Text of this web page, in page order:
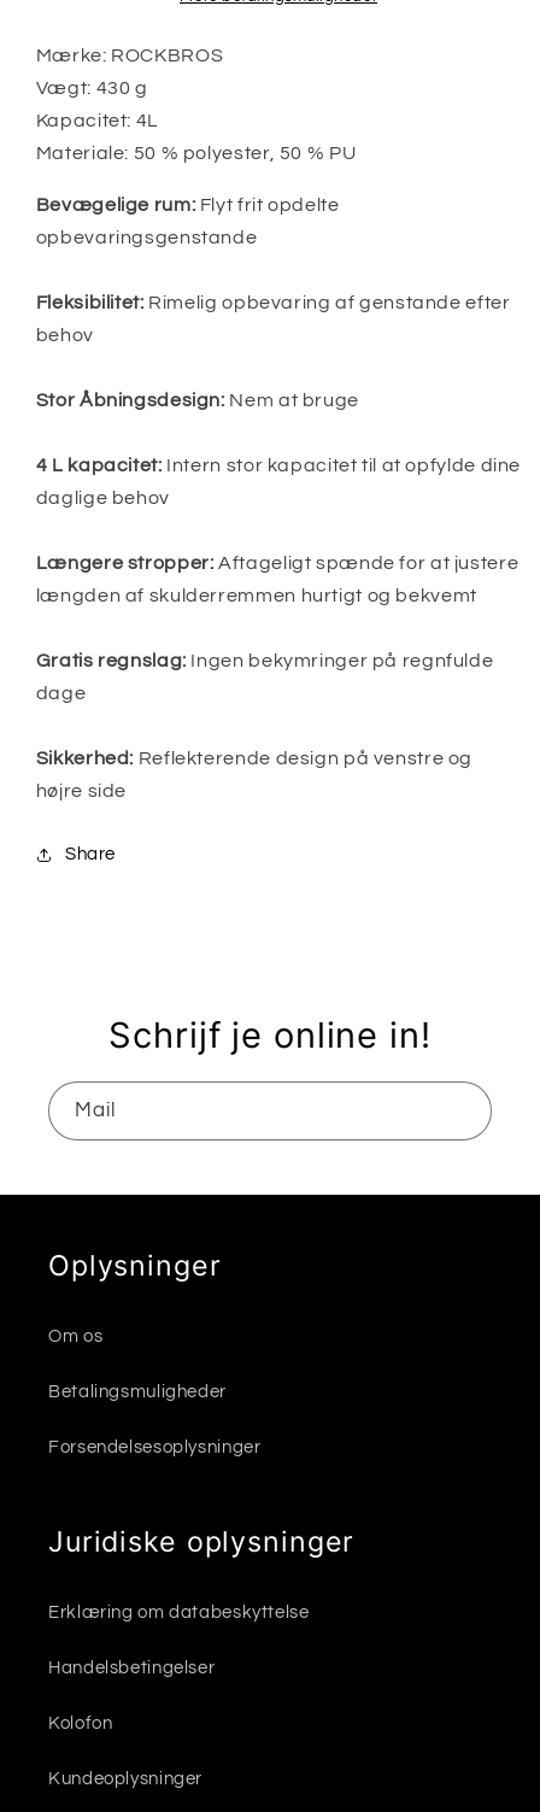
Mærke: ROCKBROS
Vægt: 430 g
Kapacitet: 4L
Materiale: 50 % polyester, 50 % PU
Bevægelige rum: Flyt frit opdelte
opbevaringsgenstande
Fleksibilitet: Rimelig opbevaring af genstande efter
behov
Stor Åbningsdesign: Nem at bruge
4 L kapacitet: Intern stor kapacitet til at opfylde dine
daglige behov
Længere stropper: Aftageligt spænde for at justere
længden af ​​skulderremmen hurtigt og bekvemt
Gratis regnslag: Ingen bekymringer på regnfulde
dage
Sikkerhed: Reflekterende design på venstre og
højre side
Share
Schrijf je online in!
Mail
Oplysninger
Om os
Betalingsmuligheder
Forsendelsesoplysninger
Juridiske oplysninger
Erklæring om databeskyttelse
Handelsbetingelser
Kolofon
Kundeoplysninger